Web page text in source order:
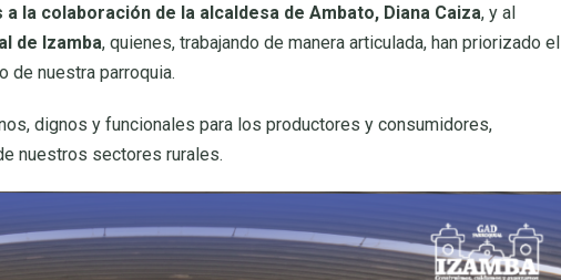
a la colaboración de la alcaldesa de Ambato, Diana Caiza, y al
de Izamba, quienes, trabajando de manera articulada, han priorizado el
de nuestra parroquia.
dignos y funcionales para los productores y consumidores,
nuestros sectores rurales.